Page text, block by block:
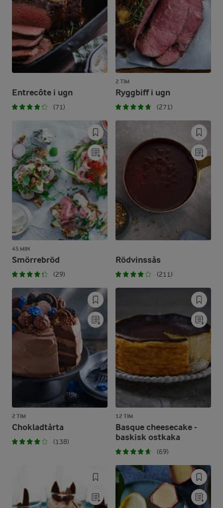
Entrecôte i ugn
(71)
2 TIM
Ryggbiff i ugn
(271)
45 MIN
Smörrebröd
(29)
Rödvinssås
(211)
2 TIM
Chokladtårta
(138)
12 TIM
Basque cheesecake -
baskisk ostkaka
(69)